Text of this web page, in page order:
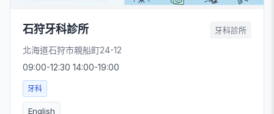
石狩牙科診所 牙科診所
北海道石狩市親船町24-12
09:00-12:30 14:00-19:00
牙科
English